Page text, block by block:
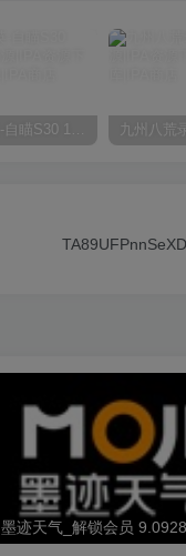
和平精英-自瞄S30 1.0.0
九州八荒
墨迹天气_解锁会员